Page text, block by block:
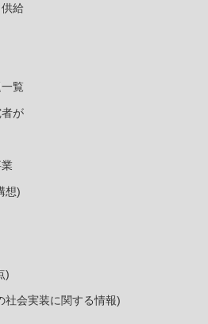
給
覧
が
想)
)
社会実装に関する情報)